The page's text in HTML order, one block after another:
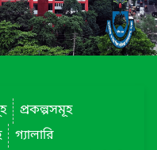
প্রকল্পসমূহ
গ্যালারি